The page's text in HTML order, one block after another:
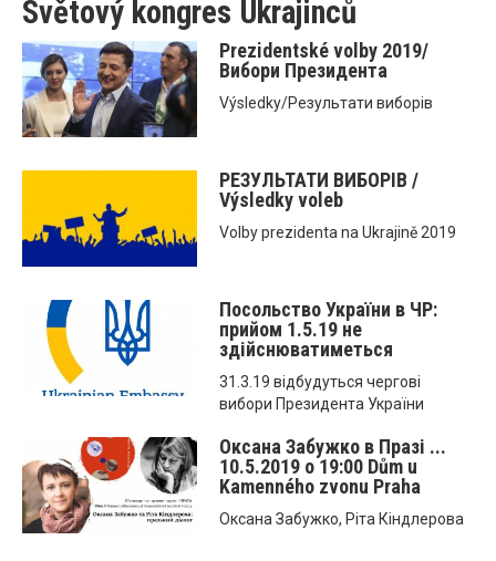
Světový kongres Ukrajinců
Prezidentské volby 2019/
Вибори Президента
Výsledky/Результати виборів
РЕЗУЛЬТАТИ ВИБОРІВ /
Výsledky voleb
Volby prezidenta na Ukrajině 2019
Посольство України в ЧР:
прийом 1.5.19 не
здійснюватиметься
31.3.19 відбудуться чергові
вибори Президента України
Оксана Забужко в Празі ...
10.5.2019 o 19:00 Dům u
Kamenného zvonu Praha
Оксана Забужко, Ріта Кіндлерова